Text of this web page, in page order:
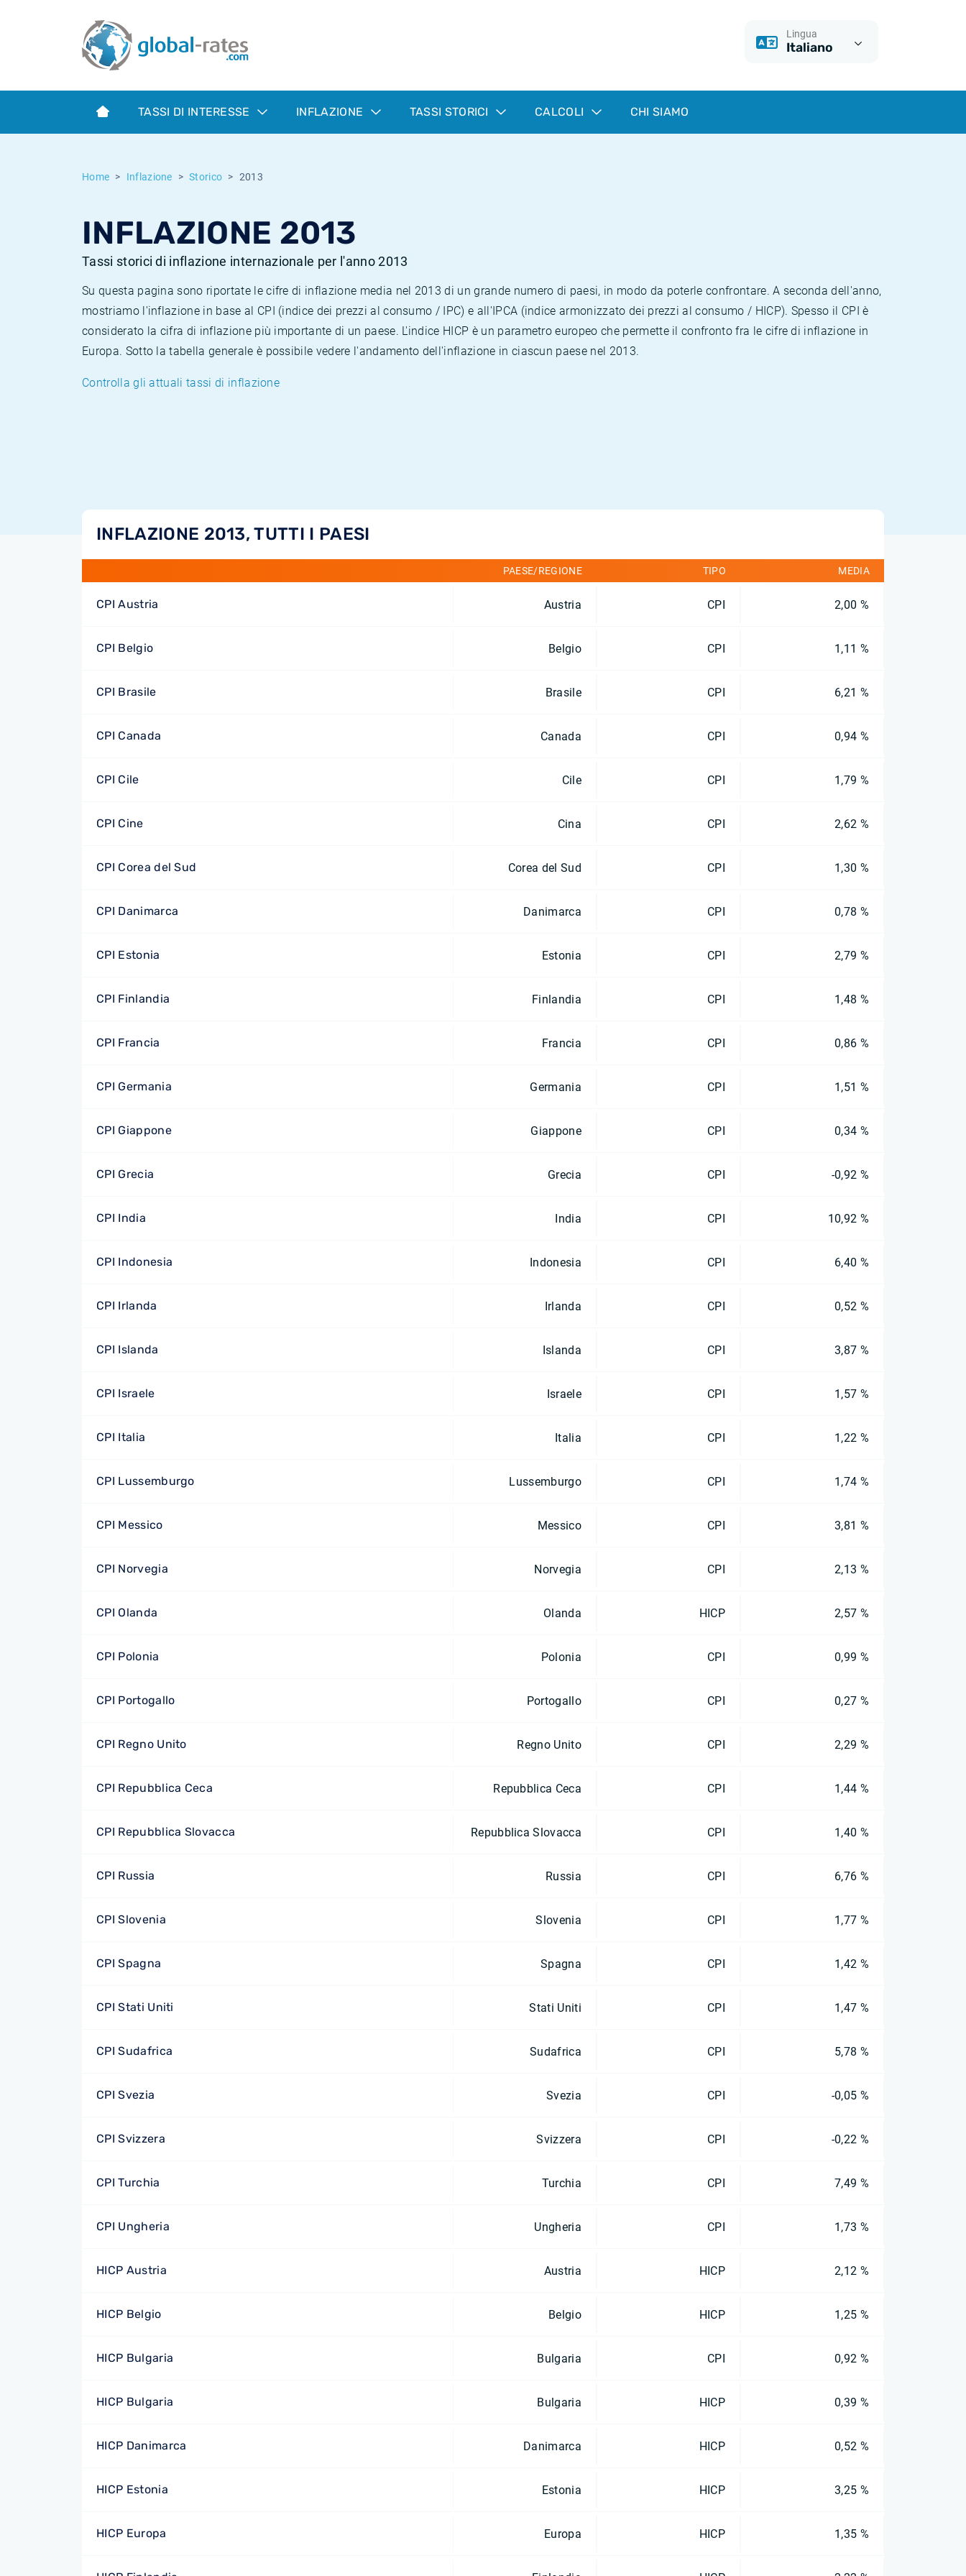
Lingua
Italiano
TASSI DI INTERESSE INFLAZIONE TASSI STORICI CALCOLI CHI SIAMO
Home Inflazione Storico 2013
INFLAZIONE 2013
Tassi storici di inflazione internazionale per l'anno 2013
Su questa pagina sono riportate le cifre di inflazione media nel 2013 di un grande numero di paesi, in modo da poterle confrontare. A seconda dell'anno,
mostriamo l'inflazione in base al CPI (indice dei prezzi al consumo / IPC) e all'IPCA (indice armonizzato dei prezzi al consumo / HICP). Spesso il CPI è
considerato la cifra di inflazione più importante di un paese. L'indice HICP è un parametro europeo che permette il confronto fra le cifre di inflazione in
Europa. Sotto la tabella generale è possibile vedere l'andamento dell'inflazione in ciascun paese nel 2013.
Controlla gli attuali tassi di inflazione
INFLAZIONE 2013, TUTTI I PAESI
PAESE/REGIONE TIPO MEDIA
CPI Austria Austria CPI 2,00 %
CPI Belgio Belgio CPI 1,11 %
CPI Brasile Brasile CPI 6,21 %
CPI Canada Canada CPI 0,94 %
CPI Cile Cile CPI 1,79 %
CPI Cine Cina CPI 2,62 %
CPI Corea del Sud Corea del Sud CPI 1,30 %
CPI Danimarca Danimarca CPI 0,78 %
CPI Estonia Estonia CPI 2,79 %
CPI Finlandia Finlandia CPI 1,48 %
CPI Francia Francia CPI 0,86 %
CPI Germania Germania CPI 1,51 %
CPI Giappone Giappone CPI 0,34 %
CPI Grecia Grecia CPI -0,92 %
CPI India India CPI 10,92 %
CPI Indonesia Indonesia CPI 6,40 %
CPI Irlanda Irlanda CPI 0,52 %
CPI Islanda Islanda CPI 3,87 %
CPI Israele Israele CPI 1,57 %
CPI Italia Italia CPI 1,22 %
CPI Lussemburgo Lussemburgo CPI 1,74 %
CPI Messico Messico CPI 3,81 %
CPI Norvegia Norvegia CPI 2,13 %
CPI Olanda Olanda HICP 2,57 %
CPI Polonia Polonia CPI 0,99 %
CPI Portogallo Portogallo CPI 0,27 %
CPI Regno Unito Regno Unito CPI 2,29 %
CPI Repubblica Ceca Repubblica Ceca CPI 1,44 %
CPI Repubblica Slovacca Repubblica Slovacca CPI 1,40 %
CPI Russia Russia CPI 6,76 %
CPI Slovenia Slovenia CPI 1,77 %
CPI Spagna Spagna CPI 1,42 %
CPI Stati Uniti Stati Uniti CPI 1,47 %
CPI Sudafrica Sudafrica CPI 5,78 %
CPI Svezia Svezia CPI -0,05 %
CPI Svizzera Svizzera CPI -0,22 %
CPI Turchia Turchia CPI 7,49 %
CPI Ungheria Ungheria CPI 1,73 %
HICP Austria Austria HICP 2,12 %
HICP Belgio Belgio HICP 1,25 %
HICP Bulgaria Bulgaria CPI 0,92 %
HICP Bulgaria Bulgaria HICP 0,39 %
HICP Danimarca Danimarca HICP 0,52 %
HICP Estonia Estonia HICP 3,25 %
HICP Europa Europa HICP 1,35 %
Term SOFR
Cos'è l'inflazione CPI?
Cos'è l'inflazione HICP?
Inflazione Svizzera
Tassi storici Euribor
Tassi storici di ESTER
Tassi di inflazione storici
Calcolatore dell’inflazione